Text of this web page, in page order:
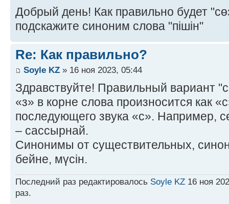
Добрый день! Как правильно будет
подскажите синоним слова "пішін"
Re: Как правильно?
Soyle KZ » 16 ноя 2023, 05:44
Здравствуйте! Правильный вариант
«з» в корне слова произносится как
последующего звука «с». Например,
– сассырнай.
Синонимы от существительных,
бейне, мүсін.
Последний раз редактировалось Soyle KZ 16 ноя
раз.